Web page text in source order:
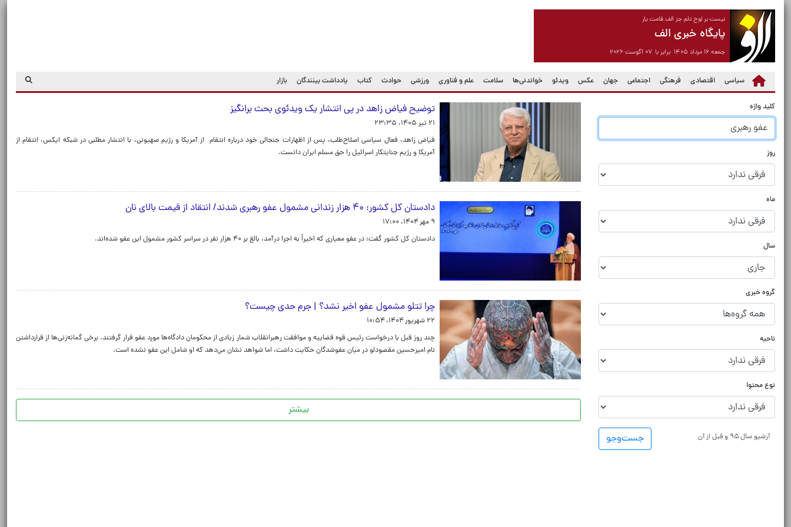
نیست بر لوح دلم جز الف قامت یار
پایگاه خبری الف
جمعه ۱۶ مرداد ۱۴۰۵ برابر با ۰۷ آگوست ۲۰۲۶
سیاسی اقتصادی فرهنگی اجتماعی جهان عکس ویدئو خواندنی‌ها سلامت علم و فناوری ورزشی حوادث کتاب یادداشت بینندگان بازار
کلید واژه
روز
ماه
سال
گروه خبری
ناحیه
نوع محتوا
جست‌و‌جو آرشیو سال ۹۵ و قبل از آن
توضیح فیاض زاهد در پی انتشار یک ویدئوی بحث برانگیز
۲۱ تیر ۱۴۰۵، ۲۳:۳۵
فیاض زاهد، فعال سیاسی اصلاح‌طلب، پس از اظهارات جنجالی خود درباره انتقام از آمریکا و رژیم صهیونی، با انتشار مطلبی در شبکه ایکس، انتقام از
آمریکا و رژیم جنایتکار اسرائیل را حق مسلم ایران دانست.
دادستان کل کشور: ۴۰ هزار زندانی مشمول عفو رهبری شدند/ انتقاد از قیمت بالای نان
۹ مهر ۱۴۰۴، ۱۷:۰۰
دادستان کل کشور گفت: در عفو معیاری ‌که اخیراً به اجرا درآمد، بالغ بر ۴۰ هزار نفر در سراسر کشور مشمول این عفو شده‌اند‌.
چرا تتلو مشمول عفو اخیر نشد؟ | جرم حدی چیست؟
۲۲ شهریور ۱۴۰۴، ۱۰:۵۴
چند روز قبل با درخواست رئیس قوه قضاییه و موافقت رهبرانقلاب شمار زیادی از محکومان دادگاه‌ها مورد عفو قرار گرفتند. برخی گمانه‌زنی‌ها از قرارداشتن
نام امیرحسین مقصودلو در میان عفوشدگان حکایت داشت، اما شواهد نشان می‌دهد که او شامل این عفو نشده است.
بیشتر